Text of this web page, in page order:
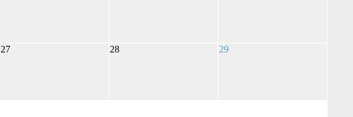
27 28 29